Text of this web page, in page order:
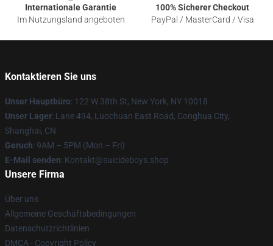
Internationale Garantie
Im Nutzungsland angeboten
100% Sicherer Checkout
PayPal / MasterCard / Visa
Kontaktieren Sie uns
Unser Hauptbüro: 122 W 38th St, New York, NY 10018
Unser Lager: Lane 494, Luochuan East Road, Conghua City,
Shanghai, CN
Geruch: 9AM – 5PM (Mon – Fri)
E-Mail senden: Kontakt@suicideboys.shop
Unsere Firma
Über uns
Allgemeine Geschäftsbedingungen
Datenschutzrichtlinien
DMCA - Copyright Policy